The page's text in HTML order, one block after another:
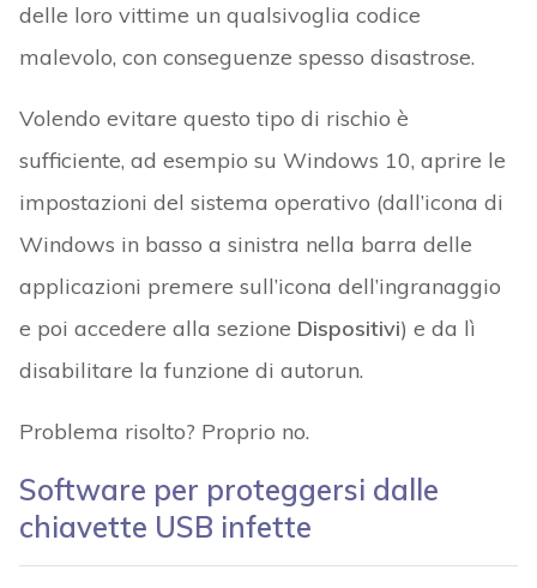
delle loro vittime un qualsivoglia codice
malevolo, con conseguenze spesso disastrose.
Volendo evitare questo tipo di rischio è
sufficiente, ad esempio su Windows 10, aprire le
impostazioni del sistema operativo (dall’icona di
Windows in basso a sinistra nella barra delle
applicazioni premere sull’icona dell’ingranaggio
e poi accedere alla sezione Dispositivi) e da lì
disabilitare la funzione di autorun.
Problema risolto? Proprio no.
Software per proteggersi dalle
chiavette USB infette